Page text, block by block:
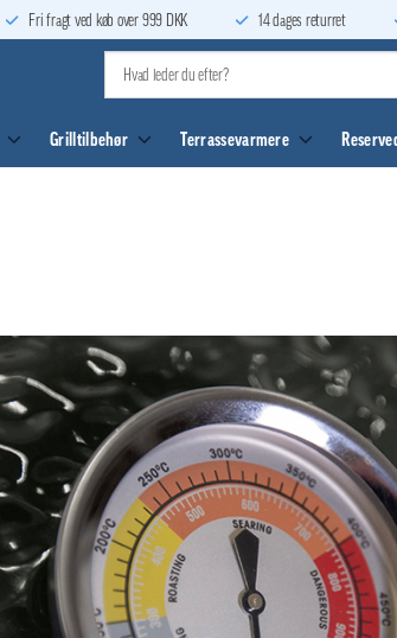
Fri fragt ved køb over 999 DKK 14 dages returret
Grilltilbehør Terrassevarmere